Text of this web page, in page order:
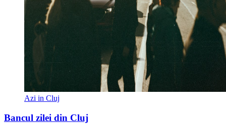
Azi in Cluj
Bancul zilei din Cluj